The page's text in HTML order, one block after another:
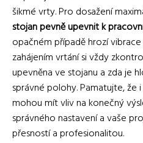
šikmé vrty. Pro dosažení
stojan pevně upevnit k
opačném případě hrozí
zahájením vrtání si vždy
upevněna ve stojanu a zda je
správné polohy. Pamatujte, že
mohou mít vliv na konečný
správného nastavení a vaše
přesností a profesionalitou.